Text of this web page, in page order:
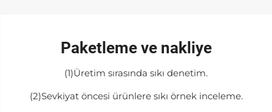
Paketleme ve nakliye
(1)Üretim sırasında sıkı denetim.
(2)Sevkiyat öncesi ürünlere sıkı örnek inceleme.